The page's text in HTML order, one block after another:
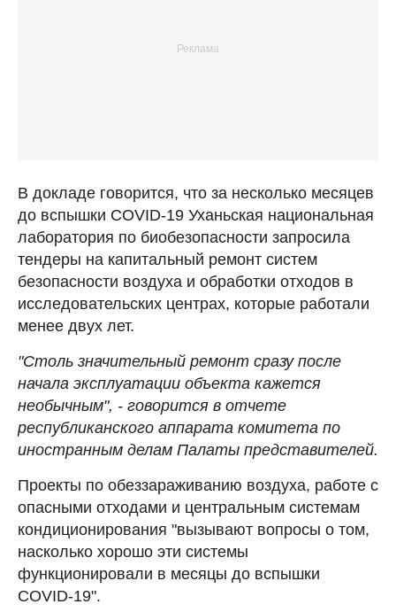
В докладе говорится, что за несколько месяцев
до вспышки COVID-19 Уханьская национальная
лаборатория по биобезопасности запросила
тендеры на капитальный ремонт систем
безопасности воздуха и обработки отходов в
исследовательских центрах, которые работали
менее двух лет.
"Столь значительный ремонт сразу после
начала эксплуатации объекта кажется
необычным", - говорится в отчете
республиканского аппарата комитета по
иностранным делам Палаты представителей.
Проекты по обеззараживанию воздуха, работе с
опасными отходами и центральным системам
кондиционирования "вызывают вопросы о том,
насколько хорошо эти системы
функционировали в месяцы до вспышки
COVID-19".